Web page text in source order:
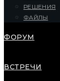
РЕШЕНИЯ
ФАЙЛЫ
ФОРУМ
ВСТРЕЧИ